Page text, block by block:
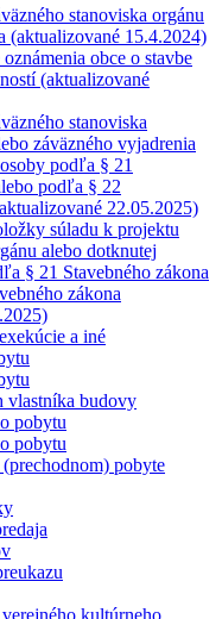
stanoviska orgánu
(aktualizované 15.4.2024)
obce o stavbe
(aktualizované
stanoviska
záväzného vyjadrenia
podľa § 21
podľa § 22
22.05.2025)
súladu k projektu
alebo dotknutej
§ 21 Stavebného zákona
zákona
a iné
vlastníka budovy
pobytu
pobytu
pobyte
kultúrneho